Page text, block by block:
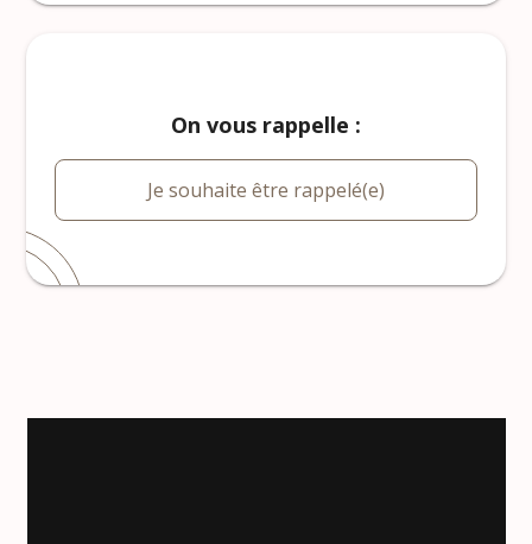
On vous rappelle :
Je souhaite être rappelé(e)